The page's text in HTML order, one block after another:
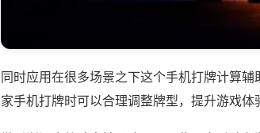
同时应用在很多场景之下这个手机打牌计算
家手机打牌时可以合理调整牌型，提升游戏体